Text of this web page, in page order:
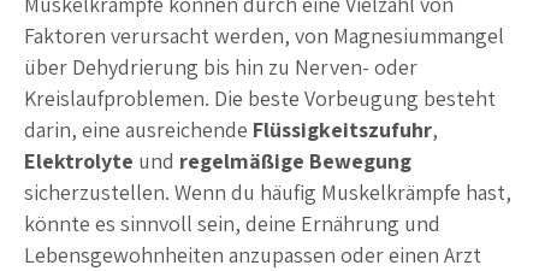
Faktoren verursacht werden, von Magnesiummangel
über Dehydrierung bis hin zu Nerven- oder
Kreislaufproblemen. Die beste Vorbeugung besteht
darin, eine ausreichende Flüssigkeitszufuhr,
Elektrolyte und regelmäßige Bewegung
sicherzustellen. Wenn du häufig Muskelkrämpfe hast,
könnte es sinnvoll sein, deine Ernährung und
Lebensgewohnheiten anzupassen oder einen Arzt